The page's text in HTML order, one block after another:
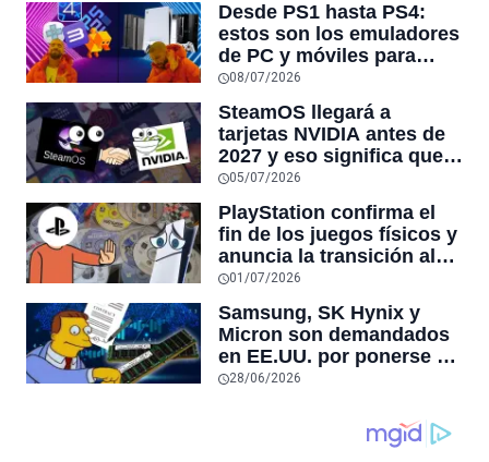
Desde PS1 hasta PS4:
estos son los emuladores
de PC y móviles para
jugar clásicos de
PlayStation ante el fin de
los discos físicos
08/07/2026
SteamOS llegará a
tarjetas NVIDIA antes de
2027 y eso significa que
el 90% de jugadores de
PC podrán tener su
propia Steam Machine sin
comprar el hardware de
Valve
05/07/2026
PlayStation confirma el
fin de los juegos físicos y
anuncia la transición al
formato digital: “Fin de
01/07/2026
Samsung, SK Hynix y
Micron son demandados
en EE.UU. por ponerse de
acuerdo para mantener la
28/06/2026